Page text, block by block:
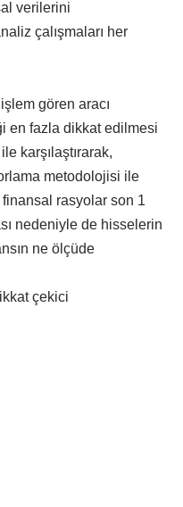
verilerini
çalışmaları her
gören aracı
en fazla dikkat edilmesi
karşılaştırarak,
metodolojisi ile
rasyolar son 1
nedeniyle de hisselerin
ne ölçüde
çekici